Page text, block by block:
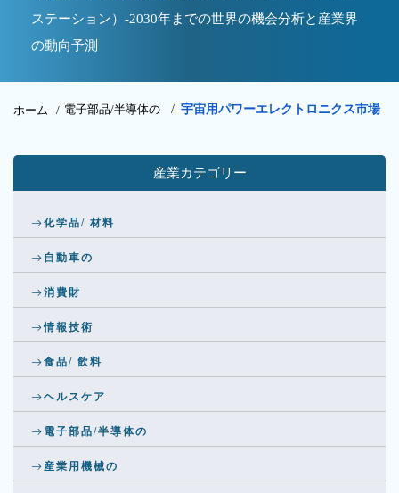
ステーション）-2030年までの世界の機会分析と産業界
の動向予測
ホーム / 電子部品/半導体の / 宇宙用パワーエレクトロニクス市場
産業カテゴリー
化学品/ 材料
自動車の
消費財
情報技術
食品/ 飲料
ヘルスケア
電子部品/半導体の
産業用機械の